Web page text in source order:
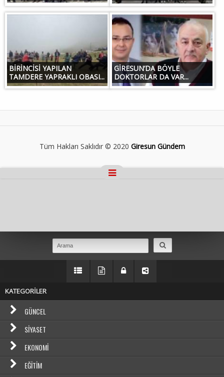
BİRİNCİSİ YAPILAN
TAMDERE YAPRAKLI OBASI...
GİRESUN’DA BÖYLE
DOKTORLAR DA VAR...
Tüm Hakları Saklıdır © 2020 Giresun Gündem
KATEGORİLER
GÜNCEL
SIYASET
EKONOMI
EĞITIM